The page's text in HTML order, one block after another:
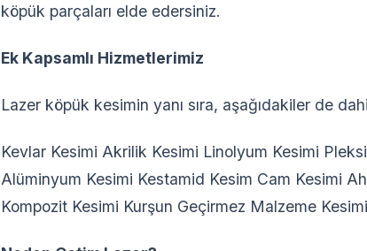
köpük parçaları elde edersiniz.
Ek Kapsamlı Hizmetlerimiz
Lazer köpük kesimin yanı sıra, aşağıdakiler de
Kevlar Kesimi Akrilik Kesimi Linolyum Kesimi
Alüminyum Kesimi Kestamid Kesim Cam Kesimi
Kompozit Kesimi Kurşun Geçirmez Malzeme Kesimi